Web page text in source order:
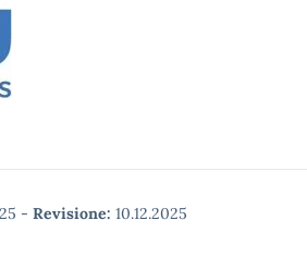
- Revisione: 10.12.2025